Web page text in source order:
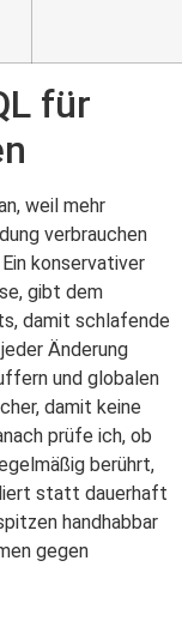
für
weil mehr
verbrauchen
konservativer
gibt dem
damit schlafende
Änderung
und globalen
damit keine
prüfe ich, ob
berührt,
statt dauerhaft
handhabbar
gegen